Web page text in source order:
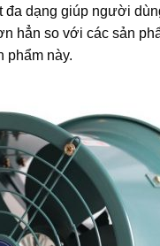
dạng giúp người
hẳn so với các sản
phẩm này.